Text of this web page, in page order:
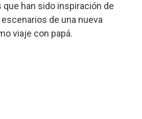
han sido inspiración de
de una nueva
viaje con papá.